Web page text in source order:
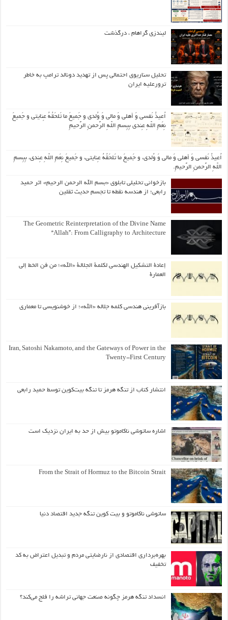
لیندزی گراهام ، درگذشت
تحلیل سناریوی احتمالی پس از تهدید دونالد ترامپ به خاطر
ترورعلیه ایران
اُعیذُ نَفسی وَ أهلی وَ مالی وَ وُلدی و جَمیعَ ما تَلحَقُهُ عِنایتی و جَمیعَ
نِعَمِ اللّهِ عِندی بِبِسمِ اللّهِ الرَّحمنِ الرَّحیمِ
اُعیذُ نَفسی وَ أهلی وَ مالی وَ وُلدی، و جَمیعَ ما تَلحَقُهُ عِنایتی، و جَمیعَ نِعَمِ اللّهِ عِندی، بِبِسمِ
اللّهِ الرَّحمنِ الرَّحیمِ.
بازخوانی تحلیلی تابلوی «بسم الله الرحمن الرحیم» اثر حمید
رابعی؛ از هندسه نقطه تا تجسم حدیث ثقلین
The Geometric Reinterpretation of the Divine Name
“Allah”: From Calligraphy to Architecture
إعادة التشكيل الهندسي لكلمة الجلالة «الله»؛ من فن الخط إلى
العمارة
بازآفرینی هندسی کلمه جلاله «الله»؛ از خوشنویسی تا معماری
Iran, Satoshi Nakamoto, and the Gateways of Power in the
Twenty-First Century
انتشار کتاب از تنگه هرمز تا تنگه بیت‌کوین توسط حمید رابعی
اشاره ساتوشی ناکاموتو بیش از حد به ایران نزدیک است
From the Strait of Hormuz to the Bitcoin Strait
ساتوشی ناکاموتو و بیت کوین تنگه جدید اقتصاد دنیا
بهره‌برداری اقتصادی از نارضایتی مردم و تبدیل اعتراض به کد
تخفیف
انسداد تنگه هرمز چگونه صنعت جهانی تراشه را فلج می‌کند؟